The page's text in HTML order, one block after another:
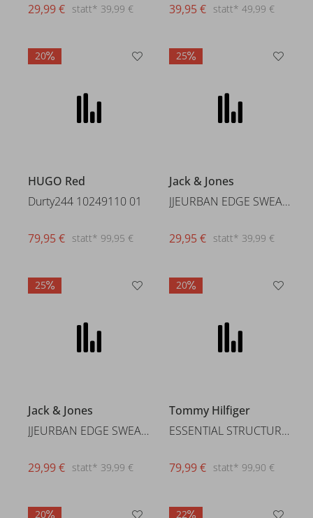
statt* 39,99 €
29,99 € statt* 49,99 €
39,95 €
20
HUGO Red
Durty244 10249110 01
statt* 99,95 €
79,95 €
25
Jack & Jones
JJEURBAN EDGE SWEAT CREW NECK
statt* 39,99 €
29,95 €
25
Jack & Jones
JJEURBAN EDGE SWEAT CREW NECK
statt* 39,99 €
29,99 €
20
Tommy Hilfiger
ESSENTIAL STRUCTURE CREW NECK
statt* 99,90 €
79,99 €
20 22